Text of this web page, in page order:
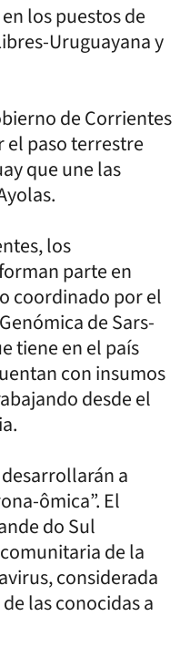
los puestos de
Uruguayana y
de Corrientes
paso terrestre
que une las
los
parte en
coordinado por el
de Sars-
tiene en el país
con insumos
desde el
a
ômica”. El
do Sul
de la
considerada
las conocidas a